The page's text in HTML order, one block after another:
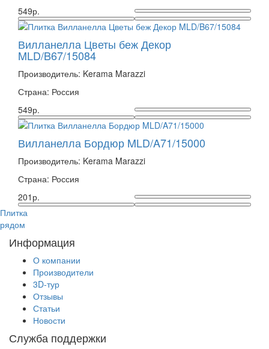
549р.
Вилланелла Цветы беж Декор
MLD/B67/15084
Производитель: Kerama Marazzi
Страна: Россия
549р.
Вилланелла Бордюр MLD/A71/15000
Производитель: Kerama Marazzi
Страна: Россия
201р.
Плитка
рядом
Информация
О компании
Производители
3D-тур
Отзывы
Статьи
Новости
Служба поддержки